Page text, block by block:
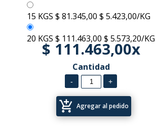
15 KGS $ 81.345,00 $ 5.423,00/KG
20 KGS $ 111.463,00 $ 5.573,20/KG
$ 111.463,00x
Cantidad
add_shopping_cart Agregar al pedido